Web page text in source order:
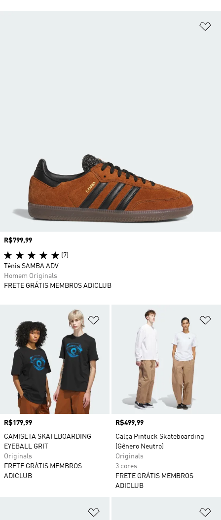
Adicionar à Lista de Desejos
Preço
R$179,99
CAMISETA SKATEBOARDING
EYEBALL GRIT
Originals
FRETE GRÁTIS MEMBROS
ADICLUB
Preço
R$499,99
Calça Pintuck Skateboarding
(Gênero Neutro)
Originals
3 cores
FRETE GRÁTIS MEMBROS
ADICLUB
Preço
R$799,99
(7)
Tênis SAMBA ADV
Homem Originals
FRETE GRÁTIS MEMBROS ADICLUB